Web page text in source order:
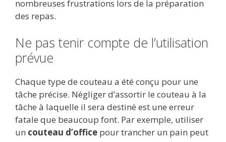
nombreuses frustrations lors de la préparation
des repas.
Ne pas tenir compte de l’utilisation
prévue
Chaque type de couteau a été conçu pour une
tâche précise. Négliger d’assortir le couteau à la
tâche à laquelle il sera destiné est une erreur
fatale que beaucoup font. Par exemple, utiliser
un couteau d’office pour trancher un pain peut